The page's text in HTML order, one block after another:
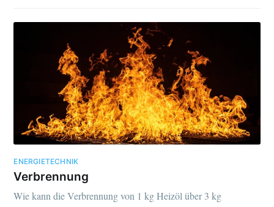
ENERGIETECHNIK
Verbrennung
Wie kann die Verbrennung von 1 kg Heizöl über 3 kg